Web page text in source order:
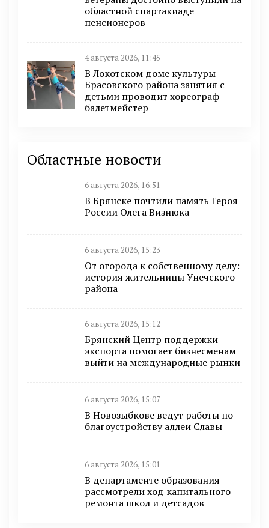
областной спартакиаде
пенсионеров
4 августа 2026, 11:45
В Локотском доме культуры
Брасовского района занятия с
детьми проводит хореограф-
балетмейстер
Областные новости
6 августа 2026, 16:51
В Брянске почтили память Героя
России Олега Визнюка
6 августа 2026, 15:23
От огорода к собственному делу:
история жительницы Унечского
района
6 августа 2026, 15:12
Брянский Центр поддержки
экспорта помогает бизнесменам
выйти на международные рынки
6 августа 2026, 15:07
В Новозыбкове ведут работы по
благоустройству аллеи Славы
6 августа 2026, 15:01
В департаменте образования
рассмотрели ход капитального
ремонта школ и детсадов